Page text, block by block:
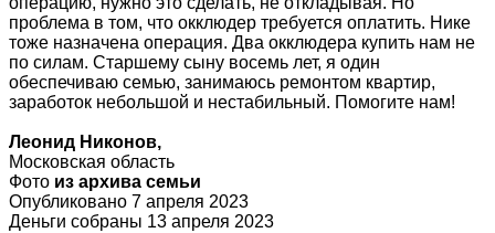
проблема в том, что окклюдер требуется оплатить. Нике
тоже назначена операция. Два окклюдера купить нам не
по силам. Старшему сыну восемь лет, я один
обеспечиваю семью, занимаюсь ремонтом квартир,
заработок небольшой и нестабильный. Помогите нам!
Леонид Никонов,
Московская область
Фото из архива семьи
Опубликовано 7 апреля 2023
Деньги собраны 13 апреля 2023